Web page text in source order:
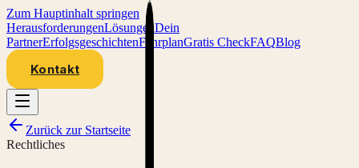
Zum Hauptinhalt springen
HerausforderungenLösungenDein
PartnerErfolgsgeschichtenFahrplanGratis CheckFAQBlog
Kontakt
Zurück zur Startseite
Rechtliches